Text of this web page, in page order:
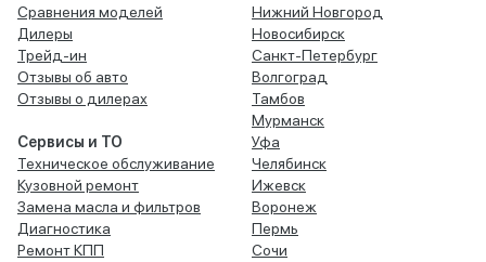
Сравнения моделей
Дилеры
Трейд-ин
Отзывы об авто
Отзывы о дилерах
Сервисы и ТО
Техническое обслуживание
Кузовной ремонт
Замена масла и фильтров
Диагностика
Ремонт КПП
Нижний Новгород
Новосибирск
Санкт-Петербург
Волгоград
Тамбов
Мурманск
Уфа
Челябинск
Ижевск
Воронеж
Пермь
Сочи